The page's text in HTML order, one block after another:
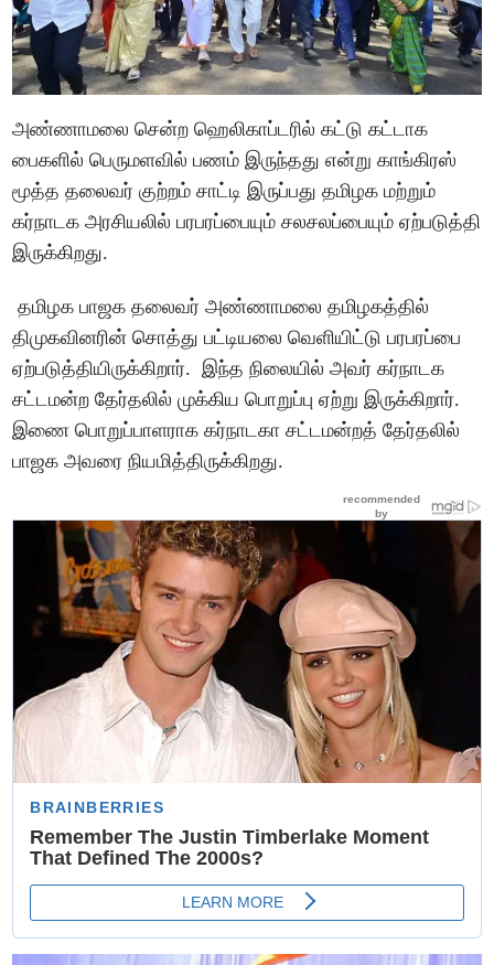
அண்ணாமலை சென்ற ஹெலிகாப்டரில் கட்டு கட்டாக
பைகளில் பெருமளவில் பணம் இருந்தது என்று காங்கிரஸ்
மூத்த தலைவர் குற்றம் சாட்டி இருப்பது தமிழக மற்றும்
கர்நாடக அரசியலில் பரபரப்பையும் சலசலப்பையும் ஏற்படுத்தி
இருக்கிறது.
தமிழக பாஜக தலைவர் அண்ணாமலை தமிழகத்தில்
திமுகவினரின் சொத்து பட்டியலை வெளியிட்டு பரபரப்பை
ஏற்படுத்தியிருக்கிறார். இந்த நிலையில் அவர் கர்நாடக
சட்டமன்ற தேர்தலில் முக்கிய பொறுப்பு ஏற்று இருக்கிறார்.
இணை பொறுப்பாளராக கர்நாடகா சட்டமன்றத் தேர்தலில்
பாஜக அவரை நியமித்திருக்கிறது.